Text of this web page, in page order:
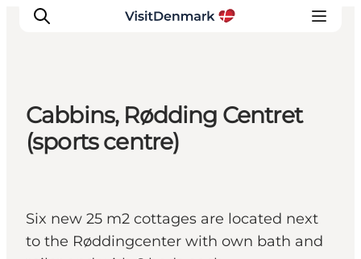
Inspiratie
Bestemmingen
Plan je reis
Cabbins, Rødding Centret
(sports centre)
Six new 25 m2 cottages are located next
to the Røddingcenter with own bath and